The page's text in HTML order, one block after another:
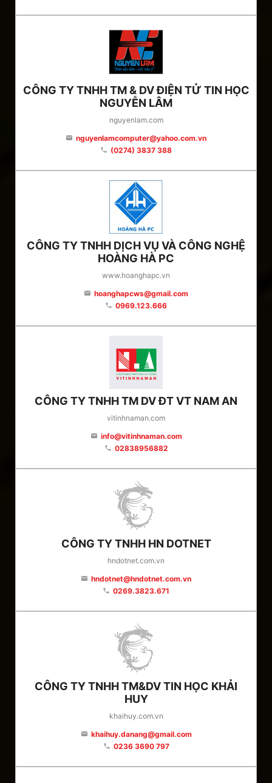
CÔNG TY TNHH TM & DV ĐIỆN TỬ TIN HỌC
NGUYỄN LÂM
nguyenlam.com
email nguyenlamcomputer@yahoo.com.vn
phone (0274) 3837 388
CÔNG TY TNHH DỊCH VỤ VÀ CÔNG NGHỆ
HOÀNG HÀ PC
www.hoanghapc.vn
email hoanghapcws@gmail.com
phone 0969.123.666
CÔNG TY TNHH TM DV ĐT VT NAM AN
vitinhnaman.com
email info@vitinhnaman.com
phone 02838956882
CÔNG TY TNHH HN DOTNET
hndotnet.com.vn
email hndotnet@hndotnet.com.vn
phone 0269.3823.671
CÔNG TY TNHH TM&DV TIN HỌC KHẢI
HUY
khaihuy.com.vn
email khaihuy.danang@gmail.com
phone 0236 3690 797